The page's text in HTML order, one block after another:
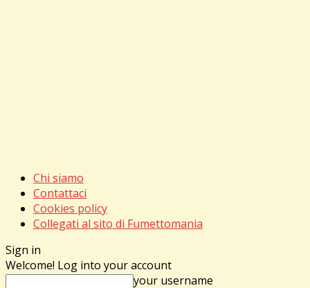
Chi siamo
Contattaci
Cookies policy
Collegati al sito di Fumettomania
Sign in
Welcome! Log into your account
your username